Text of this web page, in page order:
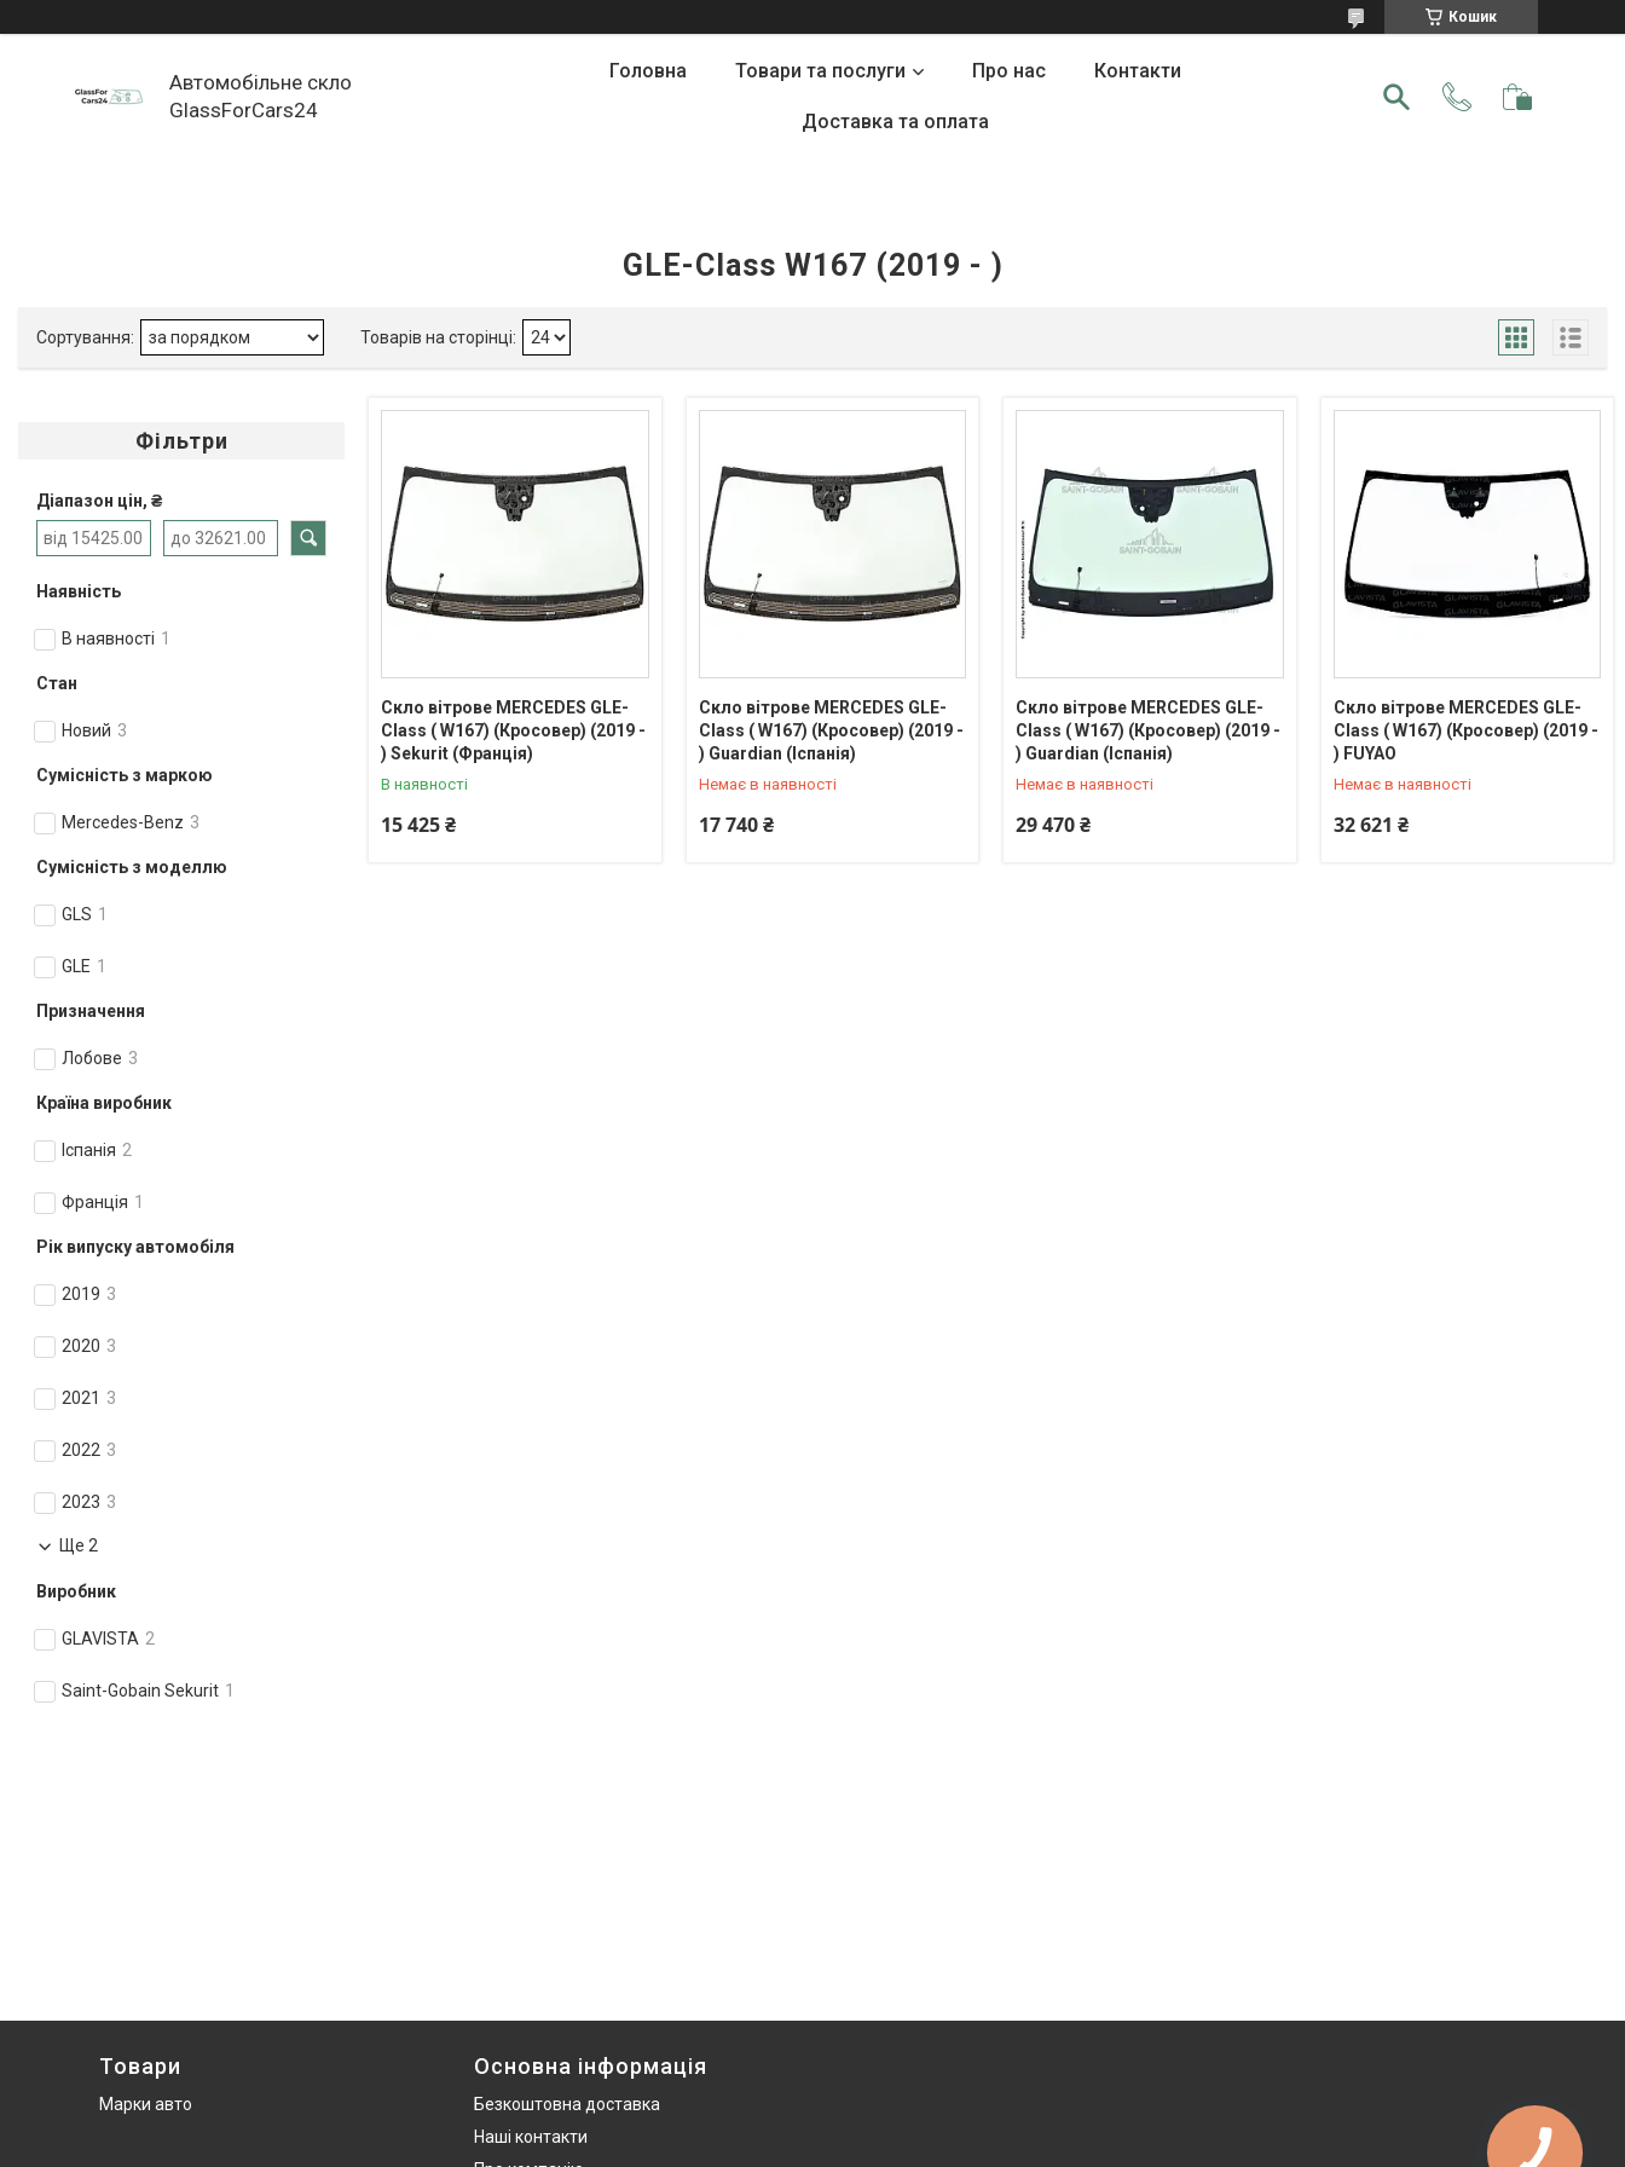
Кошик
Автомобільне скло
GlassForCars24
Головна Товари та послуги Про нас Контакти
Доставка та оплата
GLE-Class W167 (2019 - )
Фільтри
Діапазон цін, ₴
Наявність
В наявності 1
Стан
Новий 3
Сумісність з маркою
Mercedes-Benz 3
Сумісність з моделлю
GLS 1
GLE 1
Призначення
Лобове 3
Країна виробник
Іспанія 2
Франція 1
Рік випуску автомобіля
2019 3
2020 3
2021 3
2022 3
2023 3
Ще 2
Виробник
GLAVISTA 2
Saint-Gobain Sekurit 1
Скло вітрове MERCEDES GLE-
Class ( W167) (Кросовер) (2019 -
) Sekurit (Франція)
В наявності
15 425 ₴
Скло вітрове MERCEDES GLE-
Class ( W167) (Кросовер) (2019 -
) Guardian (Іспанія)
Немає в наявності
17 740 ₴
+380 (67) 714-97-45
Скло вітрове MERCEDES GLE-
Class ( W167) (Кросовер) (2019 -
) Guardian (Іспанія)
Немає в наявності
29 470 ₴
+380 (67) 714-97-45
Скло вітрове MERCEDES GLE-
Class ( W167) (Кросовер) (2019 -
) FUYAO
Немає в наявності
32 621 ₴
+380 (67) 714-97-45
Товари
Марки авто
Основна інформація
Безкоштовна доставка
Наші контакти